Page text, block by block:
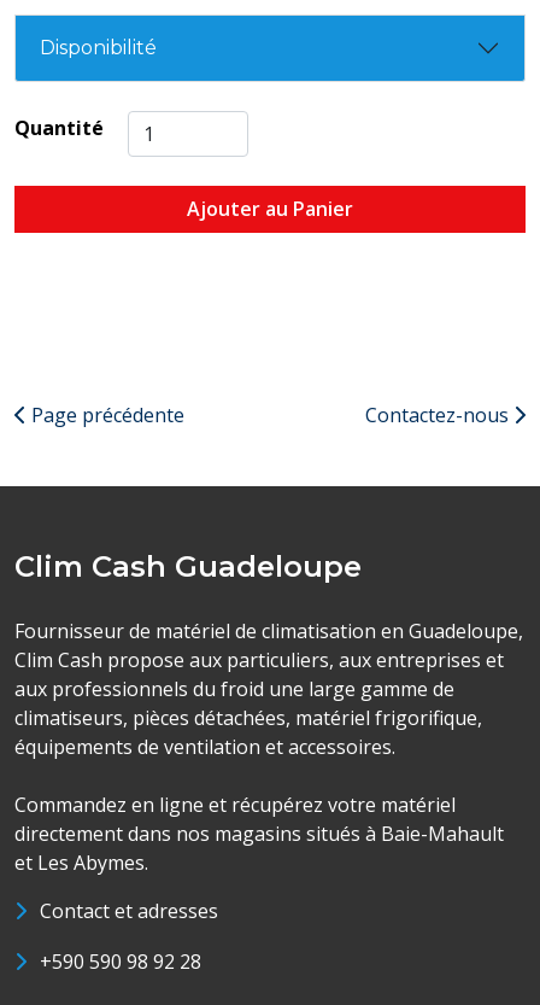
Disponibilité
Quantité
Ajouter au Panier
Page précédente Contactez-nous
Clim Cash Guadeloupe
Fournisseur de matériel de climatisation en Guadeloupe,
Clim Cash propose aux particuliers, aux entreprises et
aux professionnels du froid une large gamme de
climatiseurs, pièces détachées, matériel frigorifique,
équipements de ventilation et accessoires.
Commandez en ligne et récupérez votre matériel
directement dans nos magasins situés à Baie-Mahault
et Les Abymes.
Contact et adresses
+590 590 98 92 28